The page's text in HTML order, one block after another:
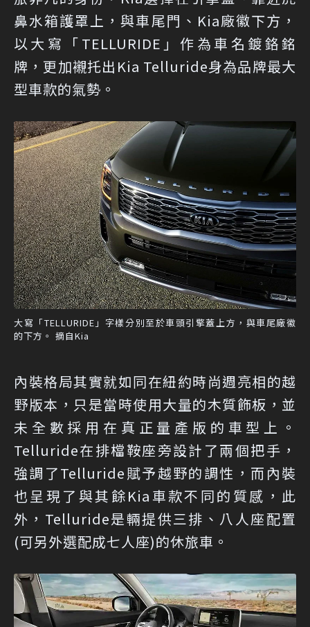
鼻水箱護罩上，與車尾門、Kia廠徽下方，
以大寫「TELLURIDE」作為車名鍍鉻銘
牌，更加襯托出Kia Telluride身為品牌最大
型車款的氣勢。
大寫「TELLURIDE」字樣分別至於車頭引擎蓋上方，與車尾廠徽
的下方。 摘自Kia
內裝格局其實就如同在紐約時尚週亮相的越
野版本，只是當時使用大量的木質飾板，並
未全數採用在真正量產版的車型上。
Telluride在排檔鞍座旁設計了兩個把手，
強調了Telluride賦予越野的調性，而內裝
也呈現了與其餘Kia車款不同的質感，此
外，Telluride是輛提供三排、八人座配置
(可另外選配成七人座)的休旅車。